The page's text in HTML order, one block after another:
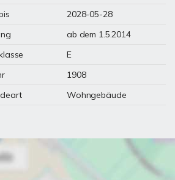
2028-05-28
ab dem 1.5.2014
E
1908
Wohngebäude